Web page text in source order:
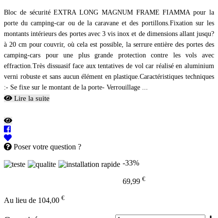
Bloc de sécurité EXTRA LONG MAGNUM FRAME FIAMMA pour la
porte du camping-car ou de la caravane et des portillons.Fixation sur les
montants intérieurs des portes avec 3 vis inox et de dimensions allant jusqu?
à 20 cm pour couvrir, où cela est possible, la serrure entière des portes des
camping-cars pour une plus grande protection contre les vols avec
effraction.Très dissuasif face aux tentatives de vol car réalisé en aluminium
verni robuste et sans aucun élément en plastique.Caractéristiques techniques
:- Se fixe sur le montant de la porte- Verrouillage ...
Lire la suite
Poser votre question ?
-33%
69,99 €
Au lieu de 104,00 €